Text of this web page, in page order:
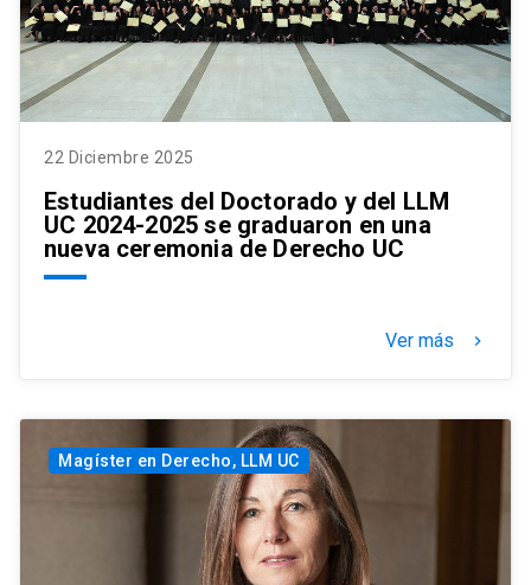
22 Diciembre 2025
Estudiantes del Doctorado y del LLM
UC 2024-2025 se graduaron en una
nueva ceremonia de Derecho UC
Ver más keyboard_arrow_right
Magíster en Derecho, LLM UC